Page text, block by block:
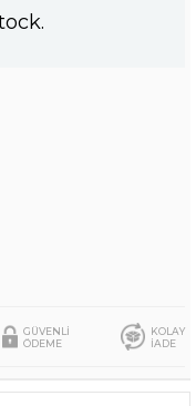
GÜVENLİ
ÖDEME
KOLAY
İADE